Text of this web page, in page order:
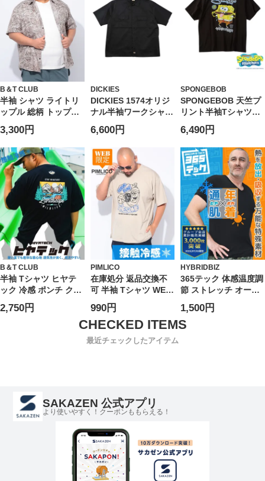
B＆T CLUB
半袖 シャツ ライトリ
ップル 総柄 トップス
柄シャツ ポケット 春
夏 大きいサイズ メン
ズ
3,300円
DICKIES
DICKIES 1574オリジ
ナル半袖ワークシャツ
(1277-6251)
6,600円
SPONGEBOB
SPONGEBOB 天竺プ
リント半袖Tシャツ
(1278-6505)
6,490円
B＆T CLUB
半袖 Tシャツ ヒヤテ
ック 冷感 ポンチ クル
ーネック
MOUNTAINS トップ
ス プリント 刺繍 涼し
2,750円
PIMLICO
在庫処分 返品交換不
可 半袖 Tシャツ WEB
限定 ポンチ ダイスプ
リント クルーネック
トップス ゆったり 春
夏 大きいサイズ メン
ズ
990円
HYBRIDBIZ
365テック 体感温度調
節 ストレッチ オール
シーズン対応 半袖 V
ネック アンダーTシャ
ツ HYBRIDBIZ ハイブ
1,500円
最近チェックしたアイテム
SAKAZEN 公式アプリ
より使いやすく！クーポンももらえる！